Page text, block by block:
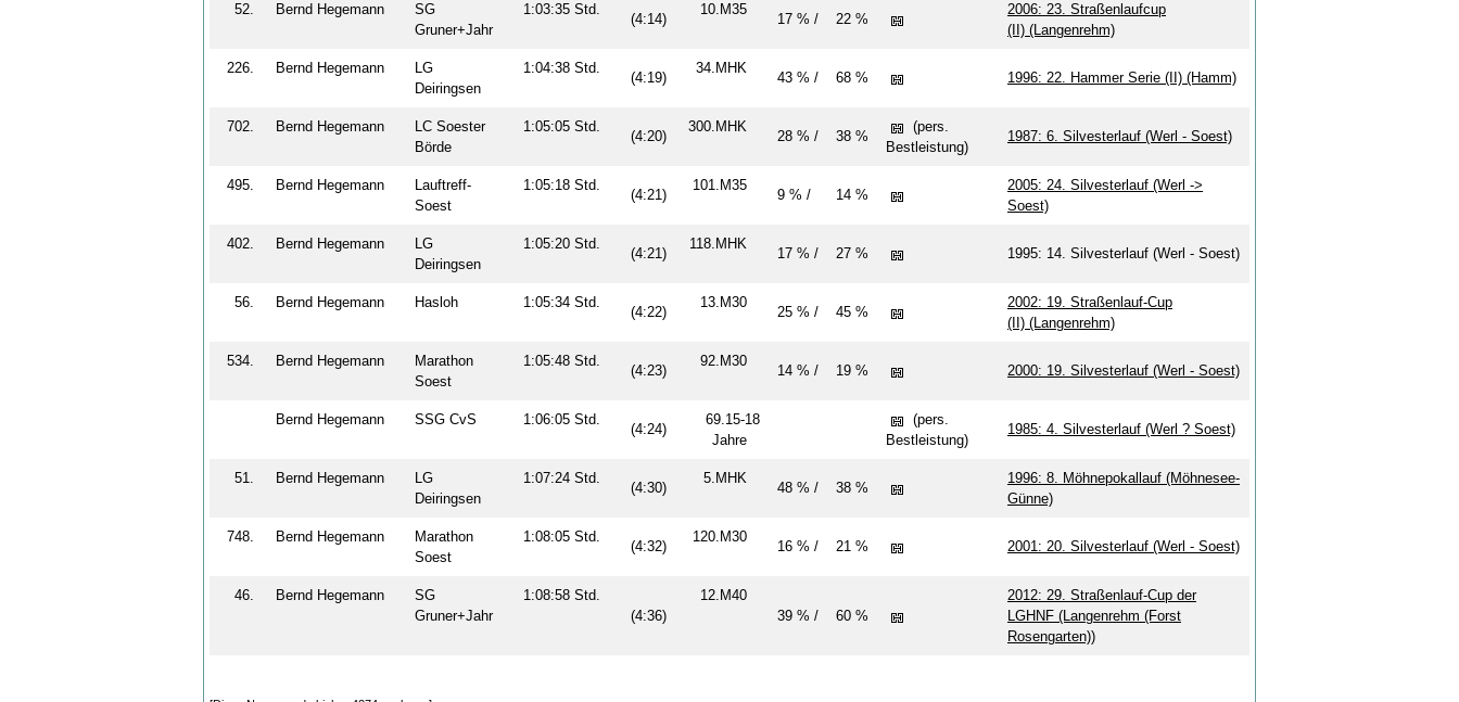
52. Bernd Hegemann
SG
Gruner+Jahr
1:03:35 Std.
(4:14)
10.M35
17 % / 22 %
2006: 23. Straßenlaufcup
(II) (Langenrehm)
226. Bernd Hegemann
LG
Deiringsen
1:04:38 Std.
(4:19)
34.MHK
43 % / 68 % 1996: 22. Hammer Serie (II) (Hamm)
702. Bernd Hegemann
LC Soester
Börde
1:05:05 Std.
(4:20)
300.MHK
28 % / 38 %
(pers.
Bestleistung)
1987: 6. Silvesterlauf (Werl - Soest)
495. Bernd Hegemann
Lauftreff-
Soest
1:05:18 Std.
(4:21)
101.M35
9 % / 14 %
2005: 24. Silvesterlauf (Werl ->
Soest)
402. Bernd Hegemann
LG
Deiringsen
1:05:20 Std.
(4:21)
118.MHK
17 % / 27 % 1995: 14. Silvesterlauf (Werl - Soest)
56. Bernd Hegemann Hasloh 1:05:34 Std.
(4:22)
13.M30
25 % / 45 %
2002: 19. Straßenlauf-Cup
(II) (Langenrehm)
534. Bernd Hegemann
Marathon
Soest
1:05:48 Std.
(4:23)
92.M30
14 % / 19 % 2000: 19. Silvesterlauf (Werl - Soest)
Bernd Hegemann SSG CvS 1:06:05 Std.
(4:24)
69.15-18
Jahre
(pers.
Bestleistung)
1985: 4. Silvesterlauf (Werl ? Soest)
51. Bernd Hegemann
LG
Deiringsen
1:07:24 Std.
(4:30)
5.MHK
48 % / 38 %
1996: 8. Möhnepokallauf (Möhnesee-
Günne)
748. Bernd Hegemann
Marathon
Soest
1:08:05 Std.
(4:32)
120.M30
16 % / 21 % 2001: 20. Silvesterlauf (Werl - Soest)
46. Bernd Hegemann
SG
Gruner+Jahr
1:08:58 Std.
(4:36)
12.M40
39 % /
60 %
2012: 29. Straßenlauf-Cup der
LGHNF (Langenrehm (Forst
Rosengarten))